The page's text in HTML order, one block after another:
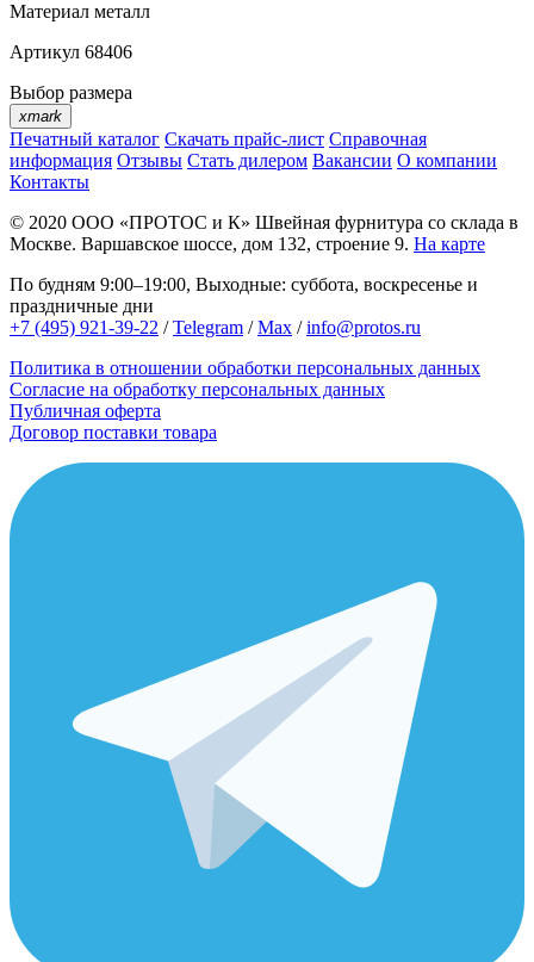
Материал металл
Артикул 68406
Выбор размера
xmark
Печатный каталог Скачать прайс-лист Справочная
информация Отзывы Стать дилером Вакансии О компании
Контакты
© 2020 ООО «ПРОТОС и К» Швейная фурнитура со склада в
Москве. Варшавское шоссе, дом 132, строение 9. На карте
По будням 9:00–19:00, Выходные: суббота, воскресенье и
праздничные дни
+7 (495) 921-39-22 /Telegram /Max /info@protos.ru
Политика в отношении обработки персональных данных
Согласие на обработку персональных данных
Публичная оферта
Договор поставки товара